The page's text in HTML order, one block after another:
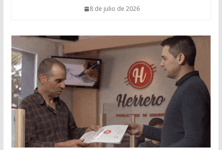
8 de julio de 2026